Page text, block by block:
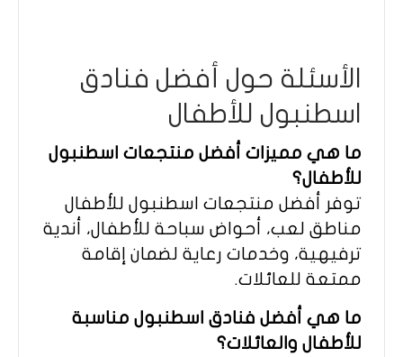
الأسئلة حول أفضل فنادق
اسطنبول للأطفال
ما هي مميزات أفضل منتجعات اسطنبول
للأطفال؟
توفر أفضل منتجعات اسطنبول للأطفال
مناطق لعب، أحواض سباحة للأطفال، أندية
ترفيهية، وخدمات رعاية لضمان إقامة
ممتعة للعائلات.
ما هي أفضل فنادق اسطنبول مناسبة
للأطفال والعائلات؟